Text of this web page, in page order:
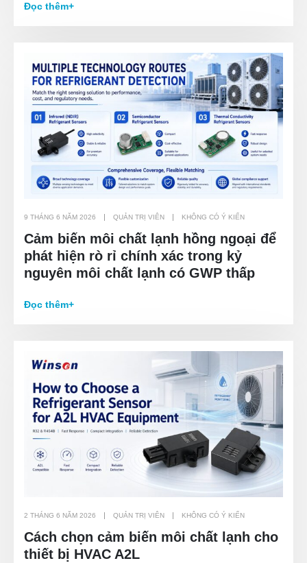
Đọc thêm+
9 THÁNG 6 NĂM 2026 QUẢN TRỊ VIÊN KHÔNG CÓ Ý KIẾN
Cảm biến môi chất lạnh hồng ngoại để
phát hiện rò rỉ chính xác trong kỷ
nguyên môi chất lạnh có GWP thấp
Đọc thêm+
2 THÁNG 6 NĂM 2026 QUẢN TRỊ VIÊN KHÔNG CÓ Ý KIẾN
Cách chọn cảm biến môi chất lạnh cho
thiết bị HVAC A2L